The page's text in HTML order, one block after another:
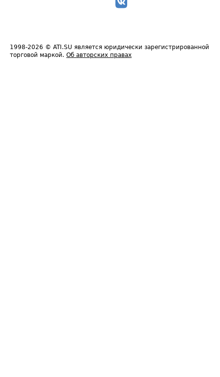
1998-2026 © ATI.SU является юридически зарегистрированной
торговой маркой. Об авторских правах